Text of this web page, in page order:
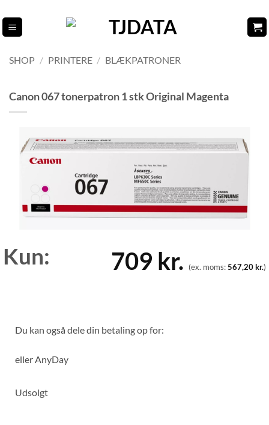
til
indhold
SHOP / PRINTERE / BLÆKPATRONER
Canon 067 tonerpatron 1 stk Original Magenta
Kun: 709 kr. (ex. moms:567,20kr.)
Du kan også dele din betaling op for:
ellerAnyDay
Udsolgt